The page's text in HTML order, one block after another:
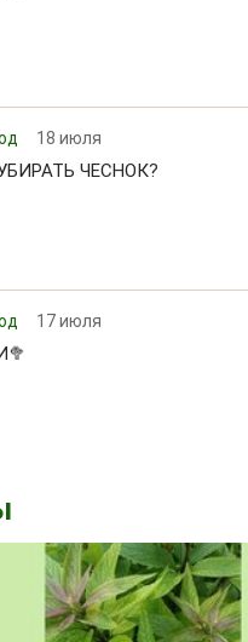
18 июля
ЧЕСНОК?
17 июля